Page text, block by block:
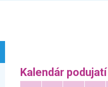
Kalendár podujatí